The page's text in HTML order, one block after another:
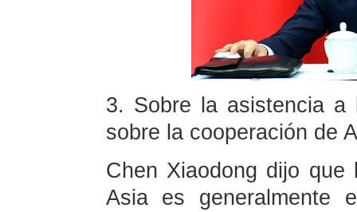
3. Sobre la asistencia
sobre la cooperación de
Chen Xiaodong dijo
Asia es generalmente